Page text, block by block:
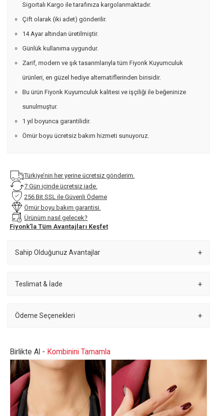
Sigortalı Kargo ile tarafınıza kargolanmaktadır.
Çift olarak (iki adet) gönderilir.
14 Ayar altından üretilmiştir.
Günlük kullanıma uygundur.
Zarif, modern ve şık tasarımlarıyla tüm Fiyonk Kuyumculuk
ürünleri, en güzel hediye alternatiflerinden birisidir.
Bu ürün Fiyonk Kuyumculuk kalitesi ve işçiliği ile beğeninize
sunulmuştur.
1 yıl boyunca garantilidir.
Ömür boyu ücretsiz bakım hizmeti sunuyoruz.
Türkiye’nin her yerine ücretsiz gönderim.
7 Gün içinde ücretsiz iade.
256 Bit SSL ile Güvenli Ödeme
Ömür boyu bakım garantisi.
Ürünüm nasıl gelecek?
Fiyonk’la Tüm Avantajları Keşfet
Sahip Olduğunuz Avantajlar
Teslimat & İade
Ödeme Seçenekleri
Birlikte Al - Kombinini Tamamla